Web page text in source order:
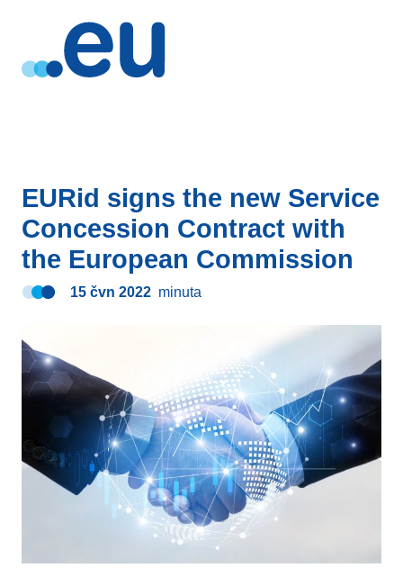
EURid signs the new Service
Concession Contract with
the European Commission
15 čvn 2022 minuta